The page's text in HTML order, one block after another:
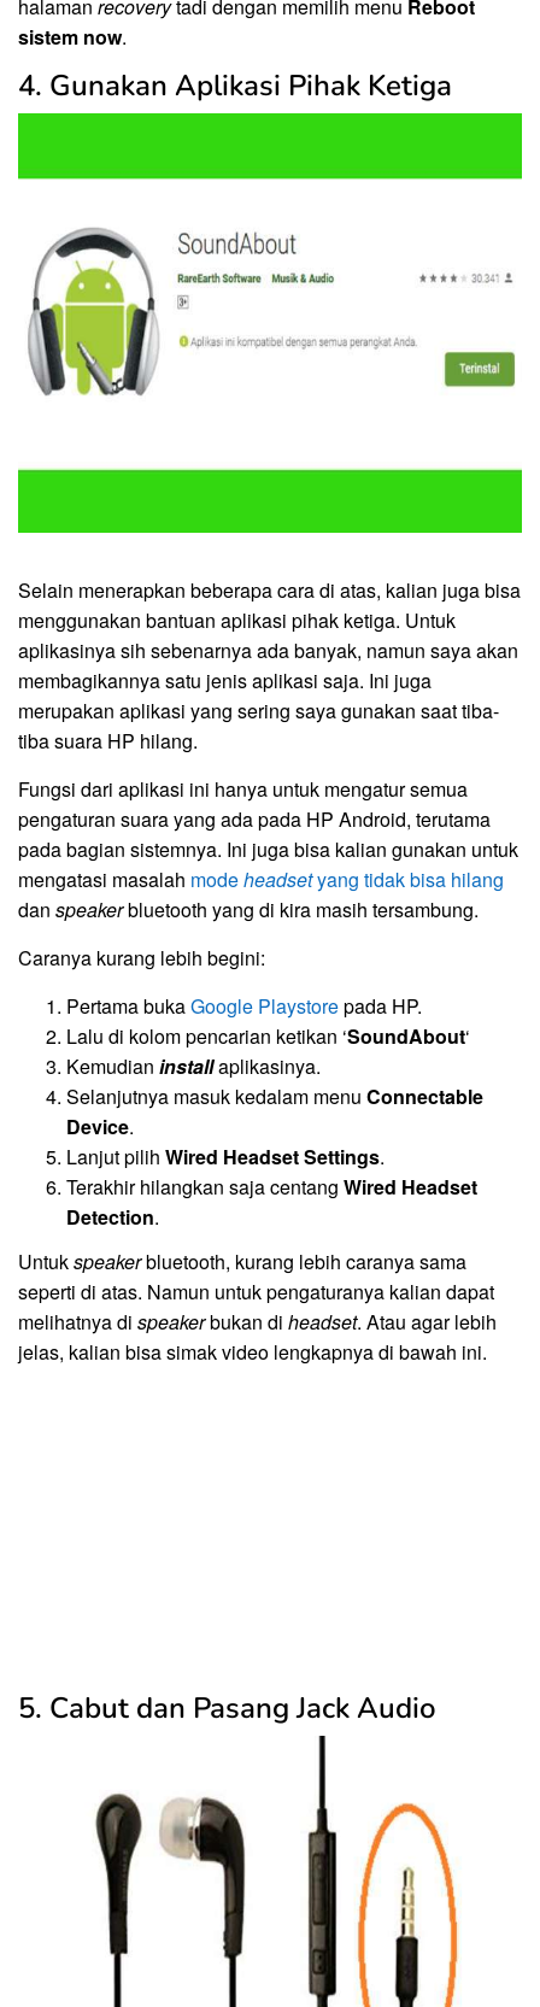
halaman recoverytadi dengan memilih menu Reboot
sistem now.
4. Gunakan Aplikasi Pihak Ketiga
Selain menerapkan beberapa cara di atas, kalian juga bisa
menggunakan bantuan aplikasi pihak ketiga. Untuk
aplikasinya sih sebenarnya ada banyak, namun saya akan
membagikannya satu jenis aplikasi saja. Ini juga
merupakan aplikasi yang sering saya gunakan saat tiba-
tiba suara HP hilang.
Fungsi dari aplikasi ini hanya untuk mengatur semua
pengaturan suara yang ada pada HP Android, terutama
pada bagian sistemnya. Ini juga bisa kalian gunakan untuk
mengatasi masalah modeheadsetyang tidak bisa hilang
dan speakerbluetooth yang di kira masih tersambung.
Caranya kurang lebih begini:
Pertama bukaGoogle Playstorepada HP.
Lalu di kolom pencarian ketikan ‘SoundAbout‘
Kemudian installaplikasinya.
Selanjutnya masuk kedalam menu Connectable
Device.
Lanjut pilih Wired Headset Settings.
Terakhir hilangkan saja centang Wired Headset
Detection.
Untukspeakerbluetooth, kurang lebih caranya sama
seperti di atas. Namun untuk pengaturanya kalian dapat
melihatnya di speakerbukan di headset. Atau agar lebih
jelas, kalian bisa simak video lengkapnya di bawah ini.
5. Cabut dan Pasang Jack Audio